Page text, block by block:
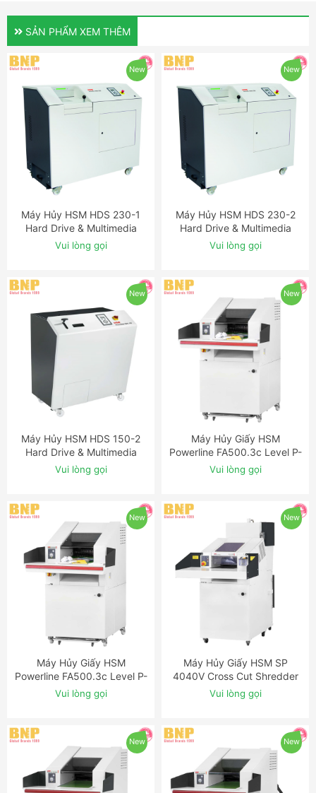
SẢN PHẨM XEM THÊM
New
ĐẶT NGAY
Máy Hủy HSM HDS 230-1
Hard Drive & Multimedia
Shredder
Vui lòng gọi
New
ĐẶT NGAY
Máy Hủy HSM HDS 230-2
Hard Drive & Multimedia
Shredder
Vui lòng gọi
New
ĐẶT NGAY
Máy Hủy HSM HDS 150-2
Hard Drive & Multimedia
Shredder
Vui lòng gọi
New
ĐẶT NGAY
Máy Hủy Giấy HSM
Powerline FA500.3c Level P-
2 Strip Cut Industrial
Shredder
Vui lòng gọi
New
ĐẶT NGAY
Máy Hủy Giấy HSM
Powerline FA500.3c Level P-
3 Cross Cut Industrial
Shredder
Vui lòng gọi
New
ĐẶT NGAY
Máy Hủy Giấy HSM SP
4040V Cross Cut Shredder
Baler Combination
Vui lòng gọi
New New